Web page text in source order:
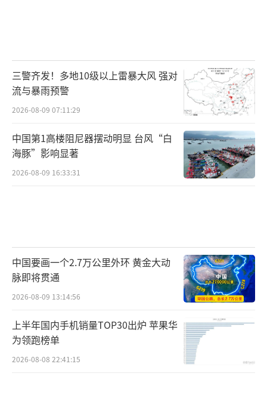
随着我国工业生产继续加快，带动原材料
人工智能、数据中心、新能源等新质生产力发
展，带动芯片、存储、服务器等高端产品进口
增长。今年前4个月，我国进口机电产品2.76万
9%。海关总署统计分析司司长吕大良称，今年
以来，我国每个月的进口同比增速均达到了两
位数。中国是全球最大、最具潜力的消费市场
三警齐发！多地10级以上雷暴大风 强对
流与暴雨预警
2026-08-09 07:11:29
中国第1高楼阻尼器摆动明显 台风“白
海豚”影响显著
2026-08-09 16:33:31
中国要画一个2.7万公里外环 黄金大动
脉即将贯通
2026-08-09 13:14:56
上半年国内手机销量TOP30出炉 苹果华
为领跑榜单
2026-08-08 22:41:15